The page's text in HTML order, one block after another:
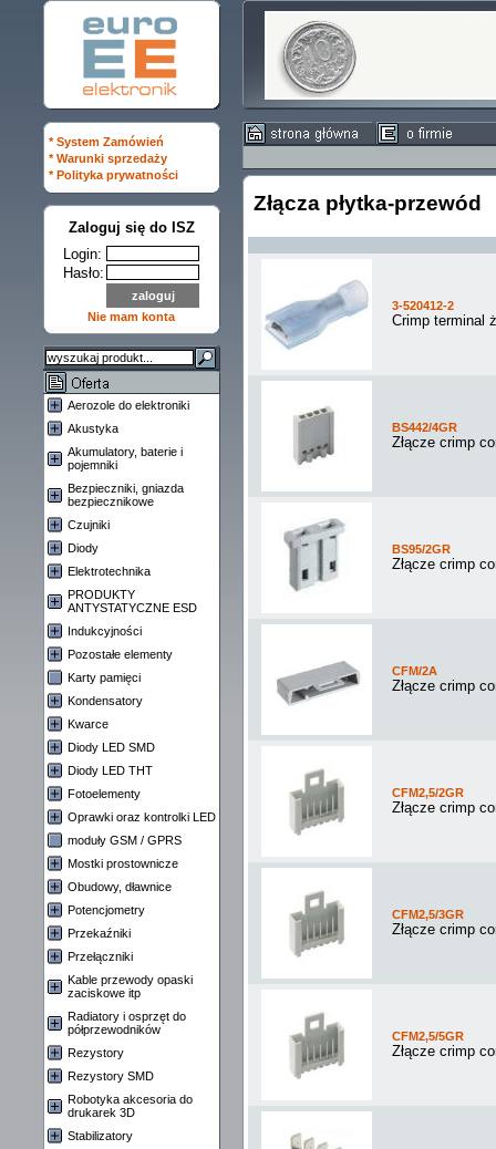
* System Zamówień
* Warunki sprzedaży
* Polityka prywatności
Zaloguj się do ISZ
Login:
Hasło:
Nie mam konta
Aerozole do elektroniki
Akustyka
Akumulatory, baterie i
pojemniki
Bezpieczniki, gniazda
bezpiecznikowe
Czujniki
Diody
Elektrotechnika
PRODUKTY
ANTYSTATYCZNE ESD
Indukcyjności
Pozostałe elementy
Karty pamięci
Kondensatory
Kwarce
Diody LED SMD
Diody LED THT
Fotoelementy
Oprawki oraz kontrolki LED
moduły GSM / GPRS
Mostki prostownicze
Obudowy, dławnice
Potencjometry
Przekaźniki
Przełączniki
Kable przewody opaski
zaciskowe itp
Radiatory i osprzęt do
półprzewodników
Rezystory
Rezystory SMD
Robotyka akcesoria do
drukarek 3D
Stabilizatory
Złącza płytka-przewód
3-520412-2
Crimp terminal
BS442/4GR
Złącze crimp
BS95/2GR
Złącze crimp
CFM/2A
Złącze crimp
CFM2,5/2GR
Złącze crimp
CFM2,5/3GR
Złącze crimp
CFM2,5/5GR
Złącze crimp